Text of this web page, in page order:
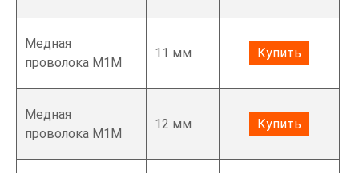
Медная
проволока М1М
11 мм Купить
Медная
проволока М1М
12 мм Купить